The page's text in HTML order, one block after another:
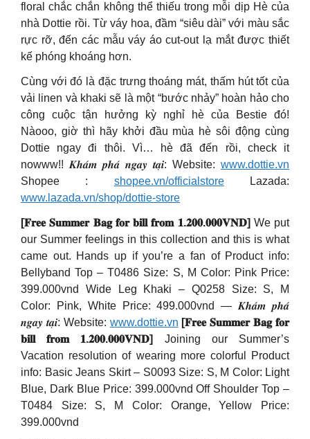
floral chắc chắn không thể thiếu trong mỗi dịp Hè của
nhà Dottie rồi. Từ váy hoa, đầm “siêu dài” với màu sắc
rực rỡ, đến các mẫu váy áo cut-out lạ mắt được thiết
kế phóng khoáng hơn.
Cùng với đó là đặc trưng thoáng mát, thấm hút tốt của
vải linen và khaki sẽ là một “bước nhảy” hoàn hảo cho
công cuộc tận hưởng kỳ nghỉ hè của Bestie đó!
Nàooo, giờ thì hãy khởi đầu mùa hè sôi động cùng
Dottie ngay đi thôi. Vì… hè đã đến rồi, check it
nowww!! 𝑲𝒉𝒂́𝒎 𝒑𝒉𝒂́ 𝒏𝒈𝒂𝒚 𝒕𝒂̣𝒊: Website: www.dottie.vn
Shopee : shopee.vn/officialstoreLazada:
www.lazada.vn/shop/dottie-store
[𝐅𝐫𝐞𝐞 𝐒𝐮𝐦𝐦𝐞𝐫 𝐁𝐚𝐠 𝐟𝐨𝐫 𝐛𝐢𝐥𝐥 𝐟𝐫𝐨𝐦 𝟏.𝟐𝟎𝟎.𝟎𝟎𝟎𝐕𝐍𝐃] We put
our Summer feelings in this collection and this is what
came out. Hands up if you’re a fan of Product info:
Bellyband Top – T0486 Size: S, M Color: Pink Price:
399.000vnd Wide Leg Khaki – Q0258 Size: S, M
Color: Pink, White Price: 499.000vnd — 𝑲𝒉𝒂́𝒎 𝒑𝒉𝒂́
𝒏𝒈𝒂𝒚 𝒕𝒂̣𝒊: Website: www.dottie.vn [𝐅𝐫𝐞𝐞 𝐒𝐮𝐦𝐦𝐞𝐫 𝐁𝐚𝐠 𝐟𝐨𝐫
𝐛𝐢𝐥𝐥 𝐟𝐫𝐨𝐦 𝟏.𝟐𝟎𝟎.𝟎𝟎𝟎𝐕𝐍𝐃]
Joining our Summer’s
Vacation resolution of wearing more colorful Product
info: Basic Jeans Skirt – S0093 Size: S, M Color: Light
Blue, Dark Blue Price: 399.000vnd Off Shoulder Top –
T0484 Size: S, M Color: Orange, Yellow Price:
399.000vnd